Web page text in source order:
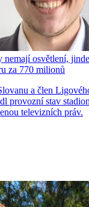
osvětlení,
za 770 milionů
a člen
provozní stav
televizních práv.